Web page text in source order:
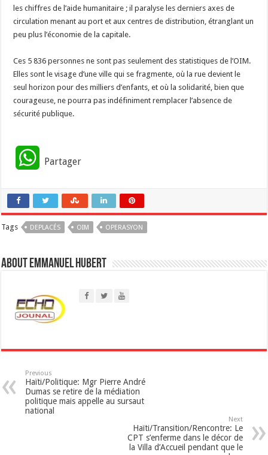
les chiffres de l’aide humanitaire ; il paralyse les derniers axes de
circulation menant au port et aux centres de distribution, étranglant un
peu plus l’économie de la capitale.
‎​Ces 5 836 personnes ne sont pas seulement des statistiques de l’OIM.
Elles sont le visage d’une ville qui se fragmente, où la rue devient le
seul horizon pour des milliers d’enfants, et où la solidarité, bien que
courageuse, ne pourra pas indéfiniment remplacer l’absence de
sécurité publique.
W
a
t
p
p
Partager
Tags DEPLACÉS OIM OPERASYON
About Emmanuel Hubert
Previous
Haïti/Politique: Mgr Pierre André
Dumas se retire de la médiation
politique mais appelle au sursaut
national
Next
Haïti/Transition/Rencontre: Le
CPT s’enferme dans le décor de
la Villa d’Accueil pendant que le